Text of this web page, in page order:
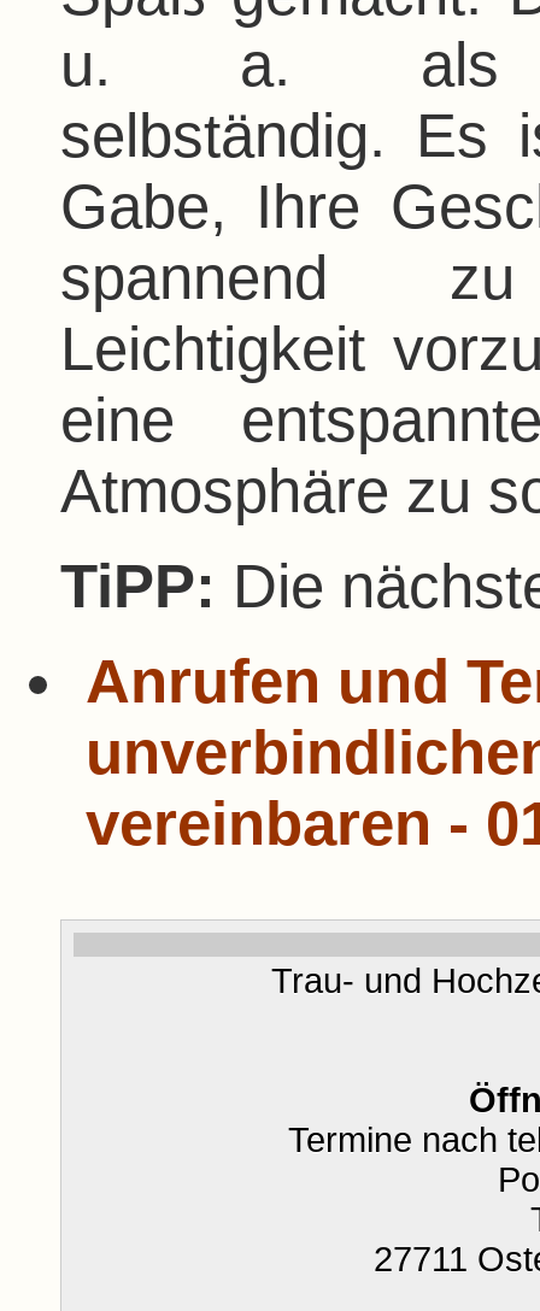
u. a. als
selbständig. Es
Gabe, Ihre
spannend
Leichtigkeit
eine
Atmosphäre zu
TiPP: Die
Anrufen und
vereinbaren -
Trau- und
Termine nach
27711